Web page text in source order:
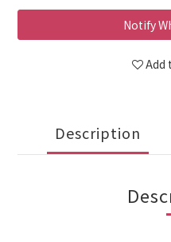
Notify
Add
Description